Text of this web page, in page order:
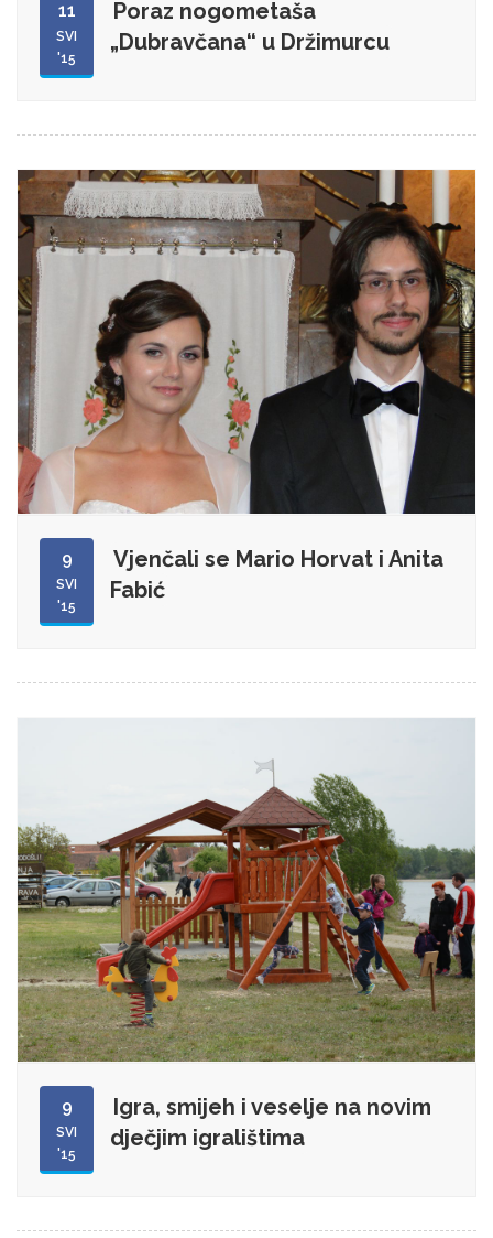
11
SVI
'15
Poraz nogometaša
„Dubravčana“ u Držimurcu
9
SVI
'15
Vjenčali se Mario Horvat i Anita
Fabić
9
SVI
'15
Igra, smijeh i veselje na novim
dječjim igralištima